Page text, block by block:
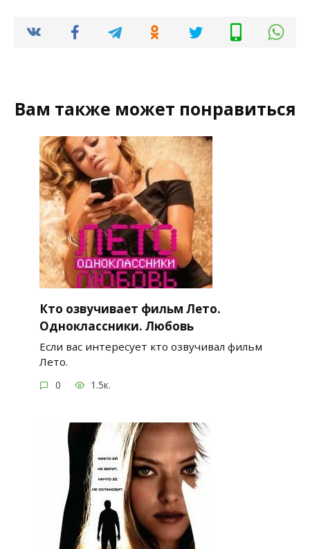
Вам также может понравиться
Кто озвучивает фильм Лето.
Одноклассники. Любовь
Если вас интересует кто озвучивал фильм
Лето.
0 1.5к.